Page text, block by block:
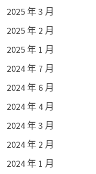
2025 年 3 月
2025 年 2 月
2025 年 1 月
2024 年 7 月
2024 年 6 月
2024 年 4 月
2024 年 3 月
2024 年 2 月
2024 年 1 月